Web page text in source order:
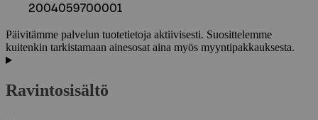
2004059700001
Päivitämme palvelun tuotetietoja aktiivisesti. Suosittelemme
kuitenkin tarkistamaan ainesosat aina myös myyntipakkauksesta.
Ravintosisältö